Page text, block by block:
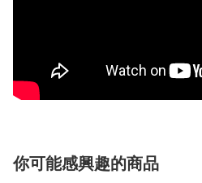
你可能感興趣的商品